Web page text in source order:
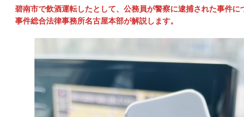
碧南市で飲酒運転したとして、公務員が警察に逮捕された事件
事件総合法律事務所名古屋本部が解説します。